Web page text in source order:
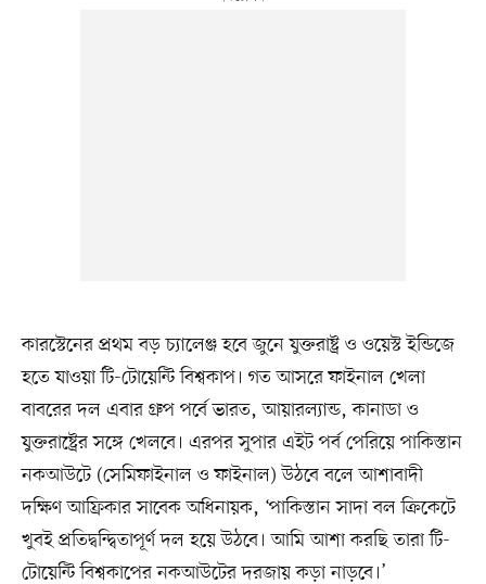
কারস্টেনের প্রথম বড় চ্যালেঞ্জ হবে জুনে যুক্তরাষ্ট্র ও ওয়েস্ট ইন্ডিজে
হতে যাওয়া টি-টোয়েন্টি বিশ্বকাপ। গত আসরে ফাইনাল খেলা
বাবরের দল এবার গ্রুপ পর্বে ভারত, আয়ারল্যান্ড, কানাডা ও
যুক্তরাষ্ট্রের সঙ্গে খেলবে। এরপর সুপার এইট পর্ব পেরিয়ে পাকিস্তান
নকআউটে (সেমিফাইনাল ও ফাইনাল) উঠবে বলে আশাবাদী
দক্ষিণ আফ্রিকার সাবেক অধিনায়ক, ‘পাকিস্তান সাদা বল ক্রিকেটে
খুবই প্রতিদ্বন্দ্বিতাপূর্ণ দল হয়ে উঠবে। আমি আশা করছি তারা টি-
টোয়েন্টি বিশ্বকাপের নকআউটের দরজায় কড়া নাড়বে।’